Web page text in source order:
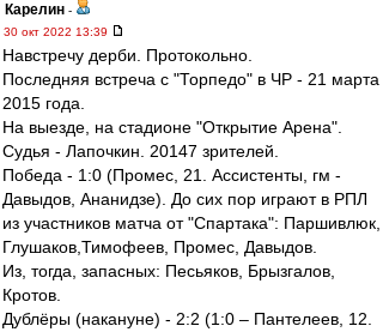
Карелин -
30 окт 2022 13:39
Навстречу дерби. Протокольно.
Последняя встреча с "Торпедо" в ЧР - 21 марта
2015 года.
На выезде, на стадионе "Открытие Арена".
Судья - Лапочкин. 20147 зрителей.
Победа - 1:0 (Промес, 21. Ассистенты, гм -
Давыдов, Ананидзе). До сих пор играют в РПЛ
из участников матча от "Спартака": Паршивлюк,
Глушаков,Тимофеев, Промес, Давыдов.
Из, тогда, запасных: Песьяков, Брызгалов,
Кротов.
Дублёры (накануне) - 2:2 (1:0 – Пантелеев, 12.